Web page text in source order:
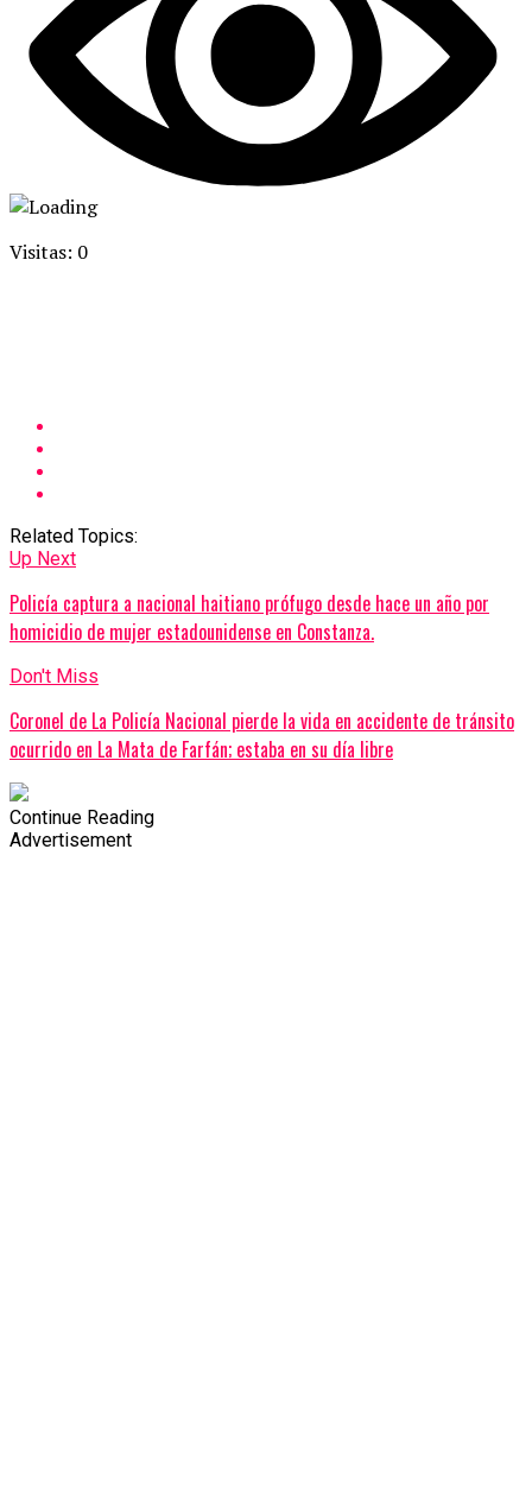
Visitas: 0
Related Topics:
Up Next
Policía captura a nacional haitiano prófugo desde hace un año por
homicidio de mujer estadounidense en Constanza.
Don't Miss
Coronel de La Policía Nacional pierde la vida en accidente de tránsito
ocurrido en La Mata de Farfán; estaba en su día libre
Continue Reading
Advertisement